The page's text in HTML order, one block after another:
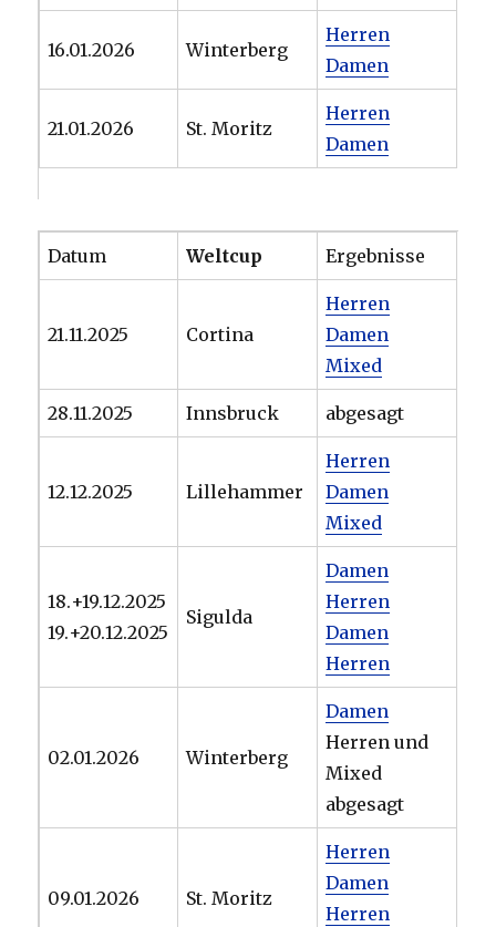
16.01.2026 Winterberg
Herren
Damen
21.01.2026 St. Moritz
Herren
Damen
Datum Weltcup Ergebnisse
21.11.2025 Cortina
Herren
Damen
Mixed
28.11.2025 Innsbruck abgesagt
12.12.2025 Lillehammer
Herren
Damen
Mixed
18.+19.12.2025
19.+20.12.2025
Sigulda
Damen
Herren
Damen
Herren
02.01.2026 Winterberg
Damen
Herren und
Mixed
abgesagt
09.01.2026 St. Moritz
Herren
Damen
Herren